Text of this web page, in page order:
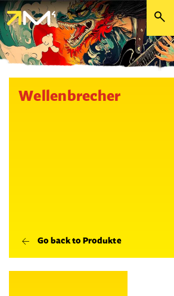
Wellenbrecher
Go back to Produkte